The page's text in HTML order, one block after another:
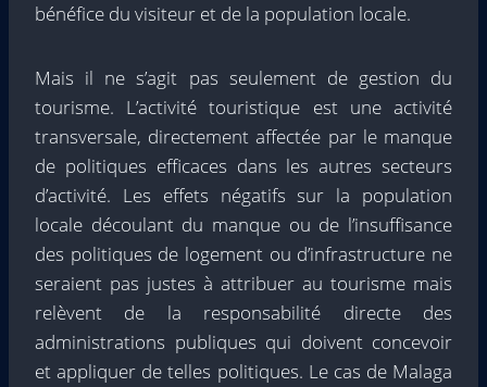
bénéfice du visiteur et de la population locale.
Mais il ne s’agit pas seulement de gestion du
tourisme. L’activité touristique est une activité
transversale, directement affectée par le manque
de politiques efficaces dans les autres secteurs
d’activité. Les effets négatifs sur la population
locale découlant du manque ou de l’insuffisance
des politiques de logement ou d’infrastructure ne
seraient pas justes à attribuer au tourisme mais
relèvent de la responsabilité directe des
administrations publiques qui doivent concevoir
et appliquer de telles politiques. Le cas de Malaga